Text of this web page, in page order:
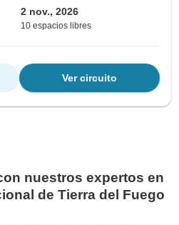
2 nov., 2026
10 espacios libres
Ver circuito
nuestros expertos en
de Tierra del Fuego